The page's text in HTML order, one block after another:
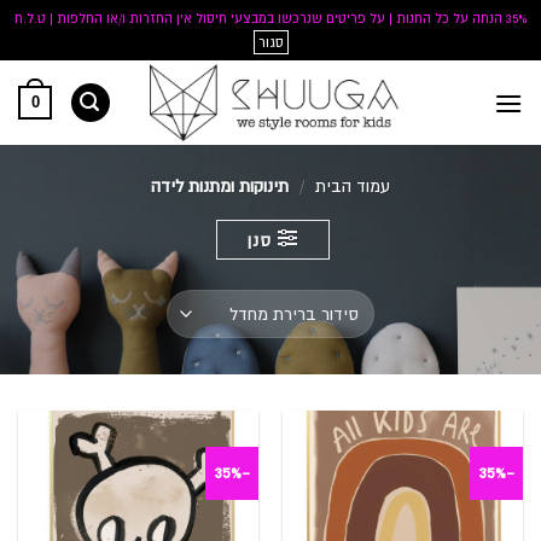
35% הנחה על כל החנות | על פריטים שנרכשו במבצעי חיסול אין החזרות ו/או החלפות | ט.ל.ח
סגור
0
עמוד הבית / תינוקות ומתנות לידה
סנן
-35%
-35%